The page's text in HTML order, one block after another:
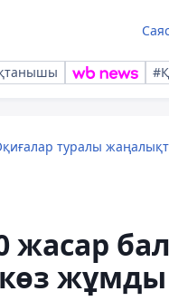
туралы
жұмды